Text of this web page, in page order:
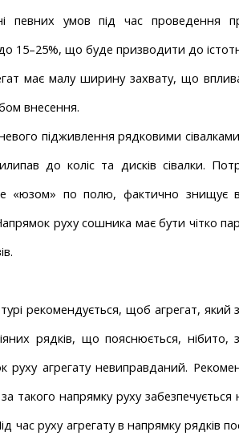
умов під час проведення
15–25%, що буде призводити до
має малу ширину захвату, що
внесення.
підживлення рядковими
до коліс та дисків сівалки.
«юзом» по полю, фактично знищує
руху сошника має бути чітко
рекомендується, щоб агрегат,
рядків, що пояснюється, нібито,
агрегату невиправданий.
такого напрямку руху
час руху агрегату в напрямку рядків
Замовити
Замовити
та приймаю політику захисту
з менеджером
з менеджером Makosh
персональних даних.